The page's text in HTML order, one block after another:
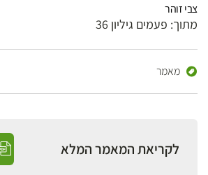
צבי זוהר
מתוך: פעמים גיליון 36
מאמר
לקריאת המאמר המלא